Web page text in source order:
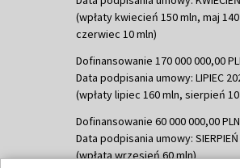
(wpłaty kwiecień 150 mln, maj
czerwiec 10 mln)
Dofinansowanie 170 000 000,00
Data podpisania umowy: LIPIEC
(wpłaty lipiec 160 mln, sierpień
Dofinansowanie 60 000 000,00 PLN
Data podpisania umowy: SIERPIEŃ
(wpłata wrzesień 60 mln)